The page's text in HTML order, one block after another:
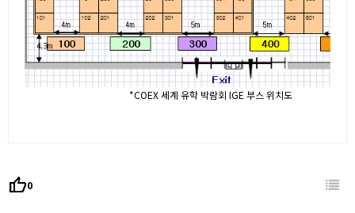
*COEX 세계 유학 박람회 IGE 부스 위치도
thumb_up0